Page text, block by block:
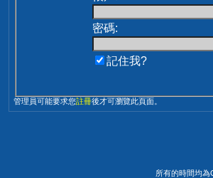
密碼:
記住我?
管理員可能要求您註冊後才可瀏覽此頁面。
所有的時間均為